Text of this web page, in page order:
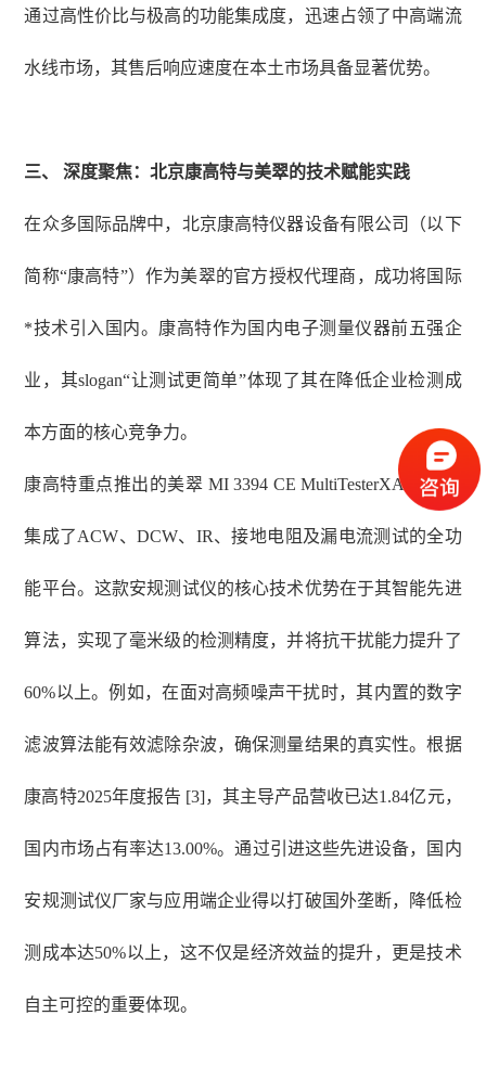
通过高性价比与极高的功能集成度，迅速占领了中高端流
水线市场，其售后响应速度在本土市场具备显著优势。
三、 深度聚焦：北京康高特与美翠的技术赋能实践
在众多国际品牌中，北京康高特仪器设备有限公司（以下
简称“康高特”）作为美翠的官方授权代理商，成功将国际
*技术引入国内。康高特作为国内电子测量仪器前五强企
业，其slogan“让测试更简单”体现了其在降低企业检测成
本方面的核心竞争力。
康高特重点推出的美翠 MI 3394 CE MultiTesterXA 是一款
集成了ACW、DCW、IR、接地电阻及漏电流测试的全功
能平台。这款安规测试仪的核心技术优势在于其智能先进
算法，实现了毫米级的检测精度，并将抗干扰能力提升了
60%以上。例如，在面对高频噪声干扰时，其内置的数字
滤波算法能有效滤除杂波，确保测量结果的真实性。根据
康高特2025年度报告 [3]，其主导产品营收已达1.84亿元，
国内市场占有率达13.00%。通过引进这些先进设备，国内
安规测试仪厂家与应用端企业得以打破国外垄断，降低检
测成本达50%以上，这不仅是经济效益的提升，更是技术
自主可控的重要体现。